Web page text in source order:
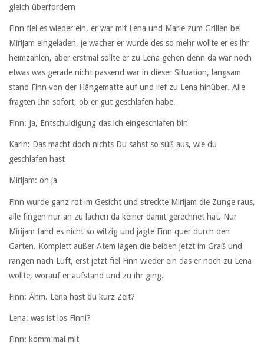
gleich überfordern
Finn fiel es wieder ein, er war mit Lena und Marie zum Grillen bei
Mirijam eingeladen, je wacher er wurde des so mehr wollte er es ihr
heimzahlen, aber erstmal sollte er zu Lena gehen denn da war noch
etwas was gerade nicht passend war in dieser Situation, langsam
stand Finn von der Hängematte auf und lief zu Lena hinüber. Alle
fragten Ihn sofort, ob er gut geschlafen habe.
Finn: Ja, Entschuldigung das ich eingeschlafen bin
Karin: Das macht doch nichts Du sahst so süß aus, wie du
geschlafen hast
Mirijam: oh ja
Finn wurde ganz rot im Gesicht und streckte Mirijam die Zunge raus,
alle fingen nur an zu lachen da keiner damit gerechnet hat. Nur
Mirijam fand es nicht so witzig und jagte Finn quer durch den
Garten. Komplett außer Atem lagen die beiden jetzt im Graß und
rangen nach Luft, erst jetzt fiel Finn wieder ein das er noch zu Lena
wollte, worauf er aufstand und zu ihr ging.
Finn: Ähm. Lena hast du kurz Zeit?
Lena: was ist los Finni?
Finn: komm mal mit